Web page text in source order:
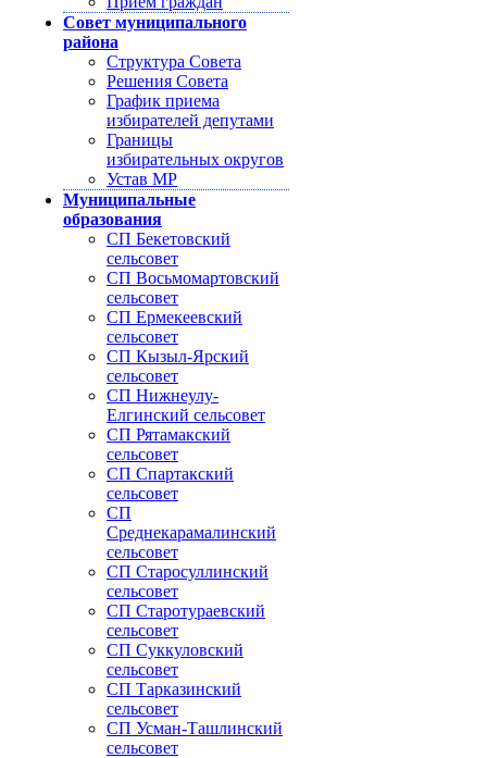
Совет муниципального
района
Структура Совета
Решения Совета
График приема
избирателей депутами
Границы
избирательных округов
Устав МР
Муниципальные
образования
СП Бекетовский
сельсовет
СП Восьмомартовский
сельсовет
СП Ермекеевский
сельсовет
СП Кызыл-Ярский
сельсовет
СП Нижнеулу-
Елгинский сельсовет
СП Рятамакский
сельсовет
СП Спартакский
сельсовет
СП
Среднекарамалинский
сельсовет
СП Старосуллинский
сельсовет
СП Старотураевский
сельсовет
СП Суккуловский
сельсовет
СП Тарказинский
сельсовет
СП Усман-Ташлинский
сельсовет